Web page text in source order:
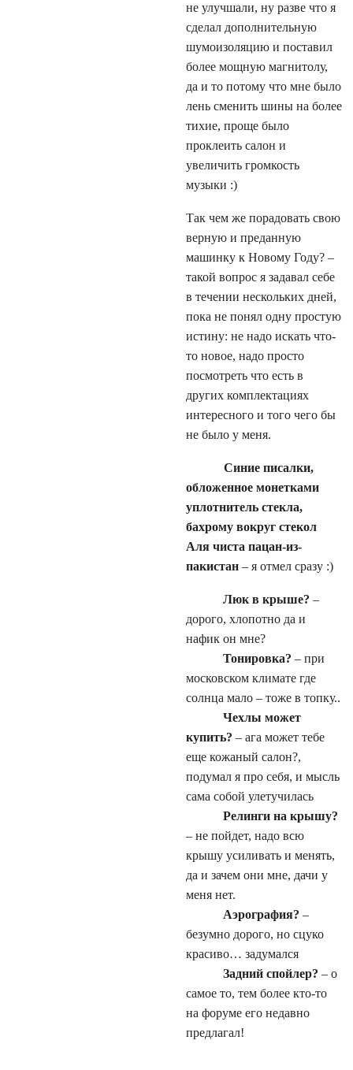
не улучшали, ну разве что я
сделал дополнительную
шумоизоляцию и поставил
более мощную магнитолу,
да и то потому что мне было
лень сменить шины на более
тихие, проще было
проклеить салон и
увеличить громкость
музыки :)
Так чем же порадовать свою
верную и преданную
машинку к Новому Году? –
такой вопрос я задавал себе
в течении нескольких дней,
пока не понял одну простую
истину: не надо искать что-
то новое, надо просто
посмотреть что есть в
других комплектациях
интересного и того чего бы
не было у меня.
Синие писалки,
обложенное монетками
уплотнитель стекла,
бахрому вокруг стекол
Аля чиста пацан-из-
пакистан– я отмел сразу :)
Люк в крыше? –
дорого, хлопотно да и
нафик он мне?
Тонировка? – при
московском климате где
солнца мало – тоже в топку..
Чехлы может
купить? – ага может тебе
еще кожаный салон?,
подумал я про себя, и мысль
сама собой улетучилась
Релинги на крышу?
– не пойдет, надо всю
крышу усиливать и менять,
да и зачем они мне, дачи у
меня нет.
Аэрография? –
безумно дорого, но сцуко
красиво… задумался
Задний спойлер? – о
самое то, тем более кто-то
на форуме его недавно
предлагал!